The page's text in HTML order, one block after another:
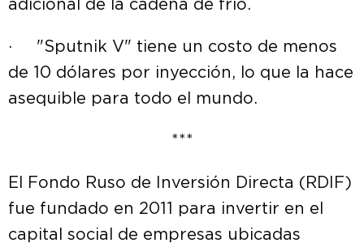
adicional de la cadena de frío.
· "Sputnik V" tiene un costo de menos
de 10 dólares por inyección, lo que la hace
asequible para todo el mundo.
***
El Fondo Ruso de Inversión Directa (RDIF)
fue fundado en 2011 para invertir en el
capital social de empresas ubicadas